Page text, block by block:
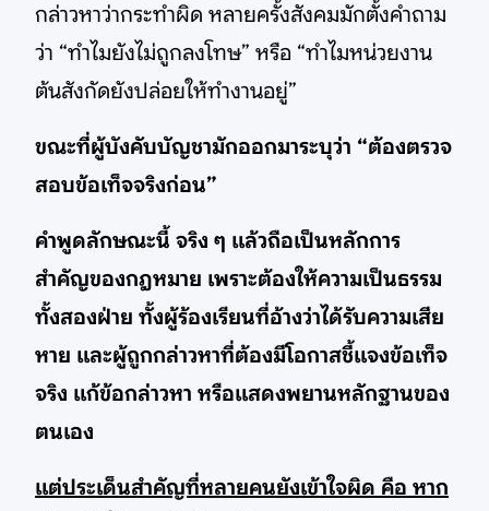
กล่าวหาว่ากระทำผิด หลายครั้งสังคมมักตั้งคำถาม
ว่า “ทำไมยังไม่ถูกลงโทษ” หรือ “ทำไมหน่วยงาน
ต้นสังกัดยังปล่อยให้ทำงานอยู่”
ขณะที่ผู้บังคับบัญชามักออกมาระบุว่า “ต้องตรวจ
สอบข้อเท็จจริงก่อน”
คำพูดลักษณะนี้ จริง ๆ แล้วถือเป็นหลักการ
สำคัญของกฎหมาย เพราะต้องให้ความเป็นธรรม
ทั้งสองฝ่าย ทั้งผู้ร้องเรียนที่อ้างว่าได้รับความเสีย
หาย และผู้ถูกกล่าวหาที่ต้องมีโอกาสชี้แจงข้อเท็จ
จริง แก้ข้อกล่าวหา หรือแสดงพยานหลักฐานของ
ตนเอง
แต่ประเด็นสำคัญที่หลายคนยังเข้าใจผิด คือ หาก